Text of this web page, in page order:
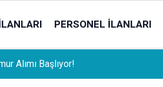
PERSONEL İLANLARI
Oranları Artıyor!